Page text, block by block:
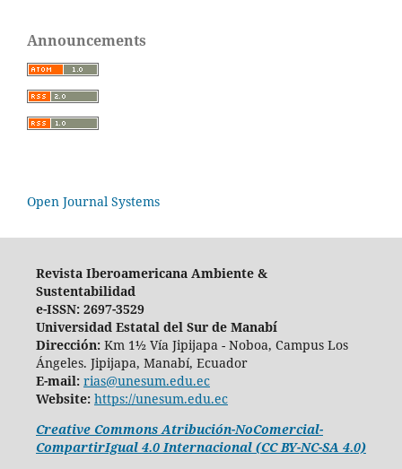
Announcements
Open Journal Systems
Revista Iberoamericana Ambiente &
Sustentabilidad
e-ISSN: 2697-3529
Universidad Estatal del Sur de Manabí
Dirección:Km 1½ Vía Jipijapa - Noboa, Campus Los
Ángeles. Jipijapa, Manabí, Ecuador
E-mail: rias@unesum.edu.ec
Website: https://unesum.edu.ec
Creative Commons Atribución-NoComercial-
CompartirIgual 4.0 Internacional (CC BY-NC-SA 4.0)